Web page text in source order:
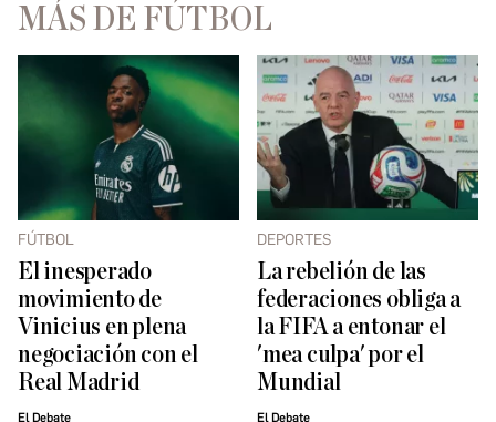
MÁS DE FÚTBOL
FÚTBOL
El inesperado
movimiento de
Vinicius en plena
negociación con el
Real Madrid
El Debate
DEPORTES
La rebelión de las
federaciones obliga a
la FIFA a entonar el
'mea culpa' por el
Mundial
El Debate